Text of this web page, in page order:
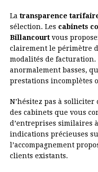
La transparence
sélection. Les cabinets
Billancourt vous
clairement le périmètre
modalités de facturation.
anormalement basses,
prestations incomplètes
N’hésitez pas à solliciter
des cabinets que vous
d’entreprises similaires
indications précieuses
l’accompagnement
clients existants.